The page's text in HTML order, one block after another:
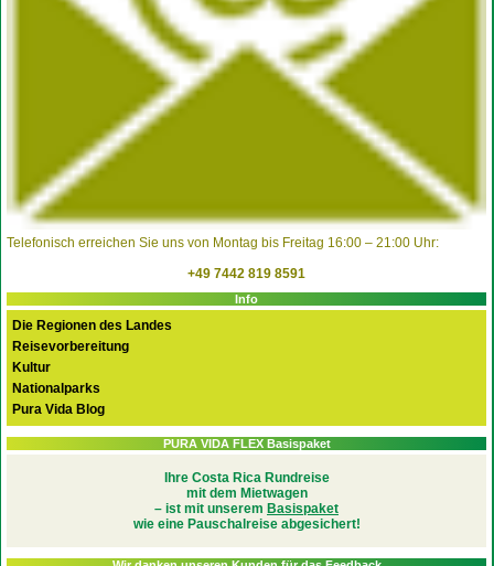
Telefonisch erreichen Sie uns von Montag bis Freitag 16:00 – 21:00 Uhr:
+49 7442 819 8591
Info
Die Regionen des Landes
Reisevorbereitung
Kultur
Nationalparks
Pura Vida Blog
PURA VIDA FLEX Basispaket
Ihre Costa Rica Rundreise
mit dem Mietwagen
– ist mit unserem Basispaket
wie eine Pauschalreise abgesichert!